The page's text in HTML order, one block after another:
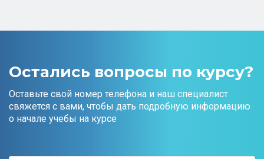
Остались вопросы по курсу?
Оставьте свой номер телефона и наш специалист
свяжется с вами, чтобы дать подробную информацию
о начале учебы на курсе